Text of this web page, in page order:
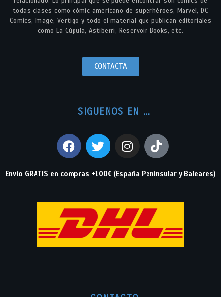
todas clases como cómic americano de superhéroes, Marvel, DC
Comics, Image, Vertigo y todo el material que publican editoriales
como La Cúpula, Astiberri, Reservoir Books, etc.
CONTACTA
SIGUENOS EN ...
Envío GRATIS en compras +100€ (España Peninsular y Baleares)